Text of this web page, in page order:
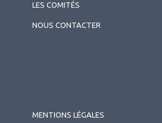
LES COMITÉS
NOUS CONTACTER
MENTIONS LÉGALES